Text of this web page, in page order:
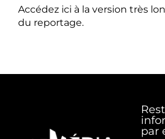
Accédez ici à la version très
du reportage.
par